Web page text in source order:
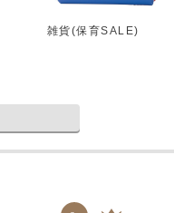
雑貨(保育SALE)